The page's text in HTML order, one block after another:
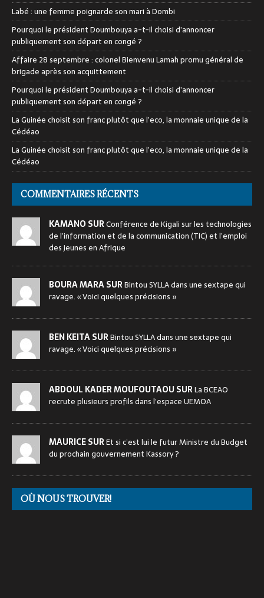
Labé : une femme poignarde son mari à Dombi
Pourquoi le président Doumbouya a-t-il choisi d’annoncer
publiquement son départ en congé ?
Affaire 28 septembre : colonel Bienvenu Lamah promu général de
brigade après son acquittement
Pourquoi le président Doumbouya a-t-il choisi d’annoncer
publiquement son départ en congé ?
La Guinée choisit son franc plutôt que l’eco, la monnaie unique de la
Cédéao
La Guinée choisit son franc plutôt que l’eco, la monnaie unique de la
Cédéao
COMMENTAIRES RÉCENTS
KAMANO SURConférence de Kigali sur les technologies
de l’information et de la communication (TIC) et l’emploi
des jeunes en Afrique
BOURA MARA SURBintou SYLLA dans une sextape qui
ravage. « Voici quelques précisions »
BEN KEITA SURBintou SYLLA dans une sextape qui
ravage. « Voici quelques précisions »
ABDOUL KADER MOUFOUTAOU SURLa BCEAO
recrute plusieurs profils dans l’espace UEMOA
MAURICE SUREt si c’est lui le futur Ministre du Budget
du prochain gouvernement Kassory ?
OÙ NOUS TROUVER!